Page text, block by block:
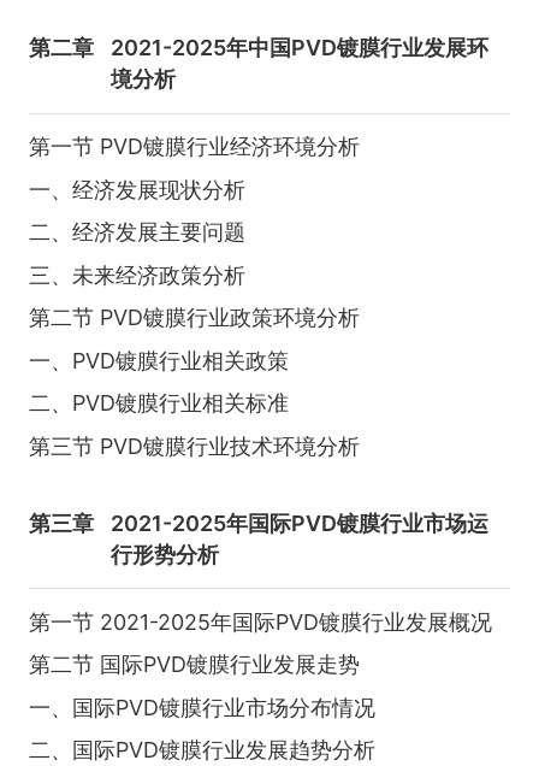
第二章
2021-2025年中国PVD镀膜行业发展环
境分析
第一节 PVD镀膜行业经济环境分析
一、经济发展现状分析
二、经济发展主要问题
三、未来经济政策分析
第二节 PVD镀膜行业政策环境分析
一、PVD镀膜行业相关政策
二、PVD镀膜行业相关标准
第三节 PVD镀膜行业技术环境分析
第三章
2021-2025年国际PVD镀膜行业市场运
行形势分析
第一节 2021-2025年国际PVD镀膜行业发展概况
第二节 国际PVD镀膜行业发展走势
一、国际PVD镀膜行业市场分布情况
二、国际PVD镀膜行业发展趋势分析